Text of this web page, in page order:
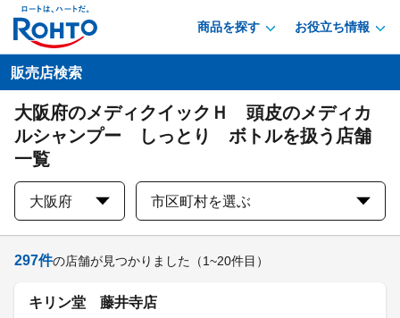
商品を探す お役立ち情報
販売店検索
大阪府のメディクイックＨ 頭皮のメディカ
ルシャンプー しっとり ボトルを扱う店舗
一覧
大阪府 市区町村を選ぶ
297件の店舗が見つかりました （1~20件目）
キリン堂 藤井寺店